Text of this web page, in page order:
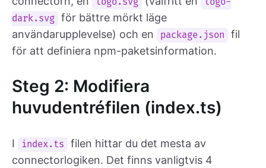
dark.svg för bättre mörkt läge
användarupplevelse) och en
package.json
fil
för att definiera npm-paketsinformation.
Steg 2: Modifiera
huvudentréfilen (index.ts)
I index.ts
filen hittar du det mesta av
connectorlogiken. Det finns vanligtvis 4